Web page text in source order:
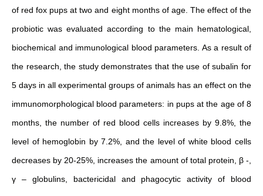
of red fox pups at two and eight months of age. The effect of the
probiotic was evaluated according to the main hematological,
biochemical and immunological blood parameters. As a result of
the research, the study demonstrates that the use of subalin for
5 days in all experimental groups of animals has an effect on the
immunomorphological blood parameters: in pups at the age of 8
months, the number of red blood cells increases by 9.8%, the
level of hemoglobin by 7.2%, and the level of white blood cells
decreases by 20-25%, increases the amount of total protein, β -,
γ – globulins, bactericidal and phagocytic activity of blood